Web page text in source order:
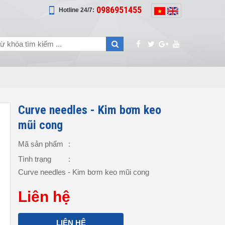
Hotline 24/7: 0986951455
Curve needles - Kim bơm keo
mũi cong
Mã sản phẩm
:
Tình trạng
:
Curve needles - Kim bơm keo mũi cong
Liên hệ
LIÊN HỆ